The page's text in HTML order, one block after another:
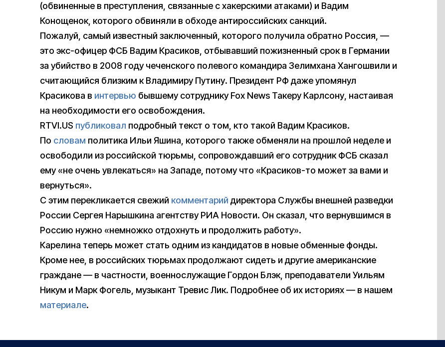
(обвиненные в преступления, связанные с хакерскими атаками) и Вадим
Конощенок, которого обвиняли в обходе антироссийских санкций.
Пожалуй, самый известный заключенный, которого получила обратно Россия, —
это экс-офицер ФСБ Вадим Красиков, отбывавший пожизненный срок в Германии
за убийство в 2008 году чеченского полевого командира Зелимхана Хангошвили и
считающийся близким к Владимиру Путину. Президент РФ даже упомянул
Красикова в интервью бывшему сотруднику Fox News Такеру Карлсону, настаивая
на необходимости его освобождения.
RTVI.US публиковал подробный текст о том, кто такой Вадим Красиков.
По словам политика Ильи Яшина, которого также обменяли на прошлой неделе и
освободили из российской тюрьмы, сопровождавший его сотрудник ФСБ сказал
ему «не очень увлекаться» на Западе, потому что «Красиков-то может за вами и
вернуться».
С этим перекликается свежий комментарий директора Службы внешней разведки
России Сергея Нарышкина агентству РИА Новости. Он сказал, что вернувшимся в
Россию нужно «немножко отдохнуть и продолжить работу».
Карелина теперь может стать одним из кандидатов в новые обменные фонды.
Кроме нее, в российских тюрьмах продолжают сидеть и другие американские
граждане — в частности, военнослужащие Гордон Блэк, преподаватели Уильям
Никум и Марк Фогель, музыкант Тревис Лик. Подробнее об их историях — в нашем
материале.